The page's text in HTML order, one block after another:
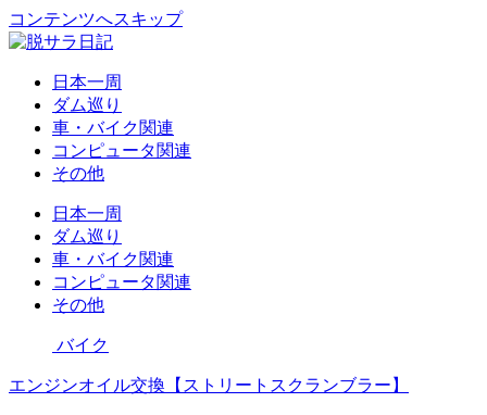
コンテンツへスキップ
日本一周
ダム巡り
車・バイク関連
コンピュータ関連
その他
日本一周
ダム巡り
車・バイク関連
コンピュータ関連
その他
バイク
エンジンオイル交換【ストリートスクランブラー】